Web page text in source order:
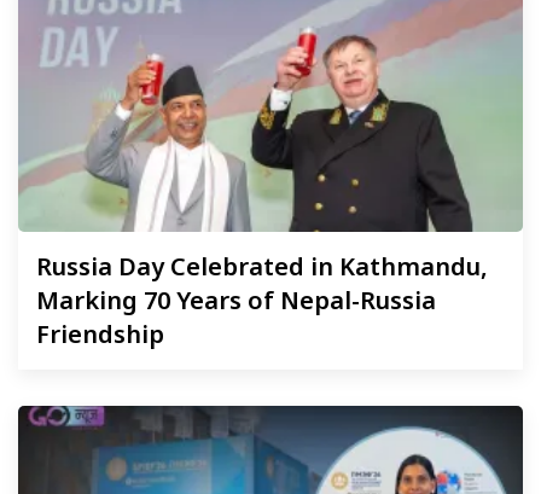
Russia Day Celebrated in Kathmandu,
Marking 70 Years of Nepal-Russia
Friendship